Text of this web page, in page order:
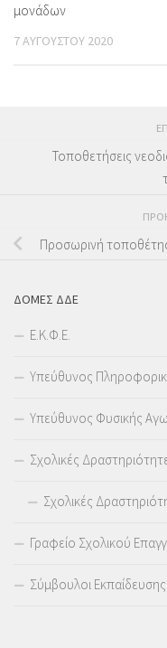
μονάδων
7 ΑΥΓΟΎΣΤΟΥ 2020
Τοποθετήσεις
Προσωρινή
ΔΟΜΕΣ ΔΔΕ
Ε.Κ.Φ.Ε.
Υπεύθυνος
Υπεύθυνος Φυσικής
Σχολικές
Σχολικές
Γραφείο Σχολικού
Σύμβουλοι Εκπαίδευσης